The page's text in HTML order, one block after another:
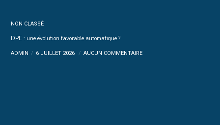
NON CLASSÉ
DPE : une évolution favorable automatique ?
ADMIN 6 JUILLET 2026 AUCUN COMMENTAIRE